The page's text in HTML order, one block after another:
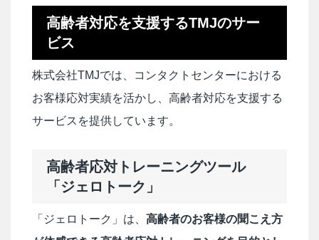
高齢者対応を支援するTMJのサー
ビス
株式会社TMJでは、コンタクトセンターにおける
お客様応対実績を活かし、高齢者対応を支援する
サービスを提供しています。
高齢者応対トレーニングツール
「ジェロトーク」
「ジェロトーク」は、 高齢者のお客様の聞こえ方